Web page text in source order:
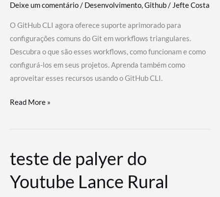
Deixe um comentário/ Desenvolvimento,Github/ Jefte Costa
O GitHub CLI agora oferece suporte aprimorado para
configurações comuns do Git em workflows triangulares.
Descubra o que são esses workflows, como funcionam e como
configurá-los em seus projetos. Aprenda também como
aproveitar esses recursos usando o GitHub CLI.
GitHub
revoluciona
de
trabalho
com
Read More »
teste de palyer do
Youtube Lance Rural